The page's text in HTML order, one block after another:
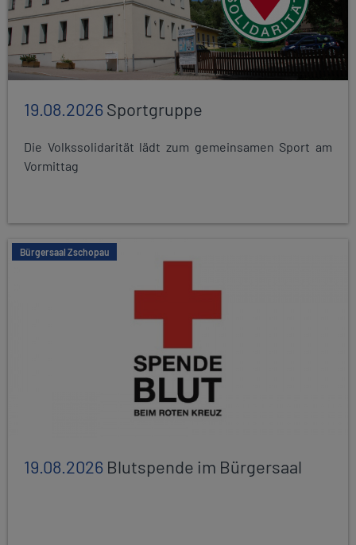
19.08.2026Sportgruppe
Die Volkssolidarität lädt zum gemeinsamen Sport am
Vormittag
Bürgersaal Zschopau
19.08.2026 Blutspende im Bürgersaal